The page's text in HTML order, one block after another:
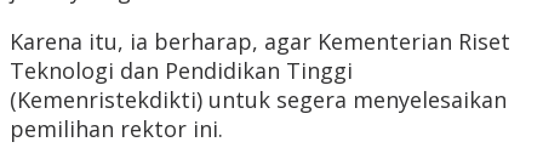
Karena itu, ia berharap, agar Kementerian Riset
Teknologi dan Pendidikan Tinggi
(Kemenristekdikti) untuk segera menyelesaikan
pemilihan rektor ini.